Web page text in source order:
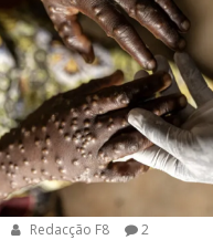
Redacção F8 2